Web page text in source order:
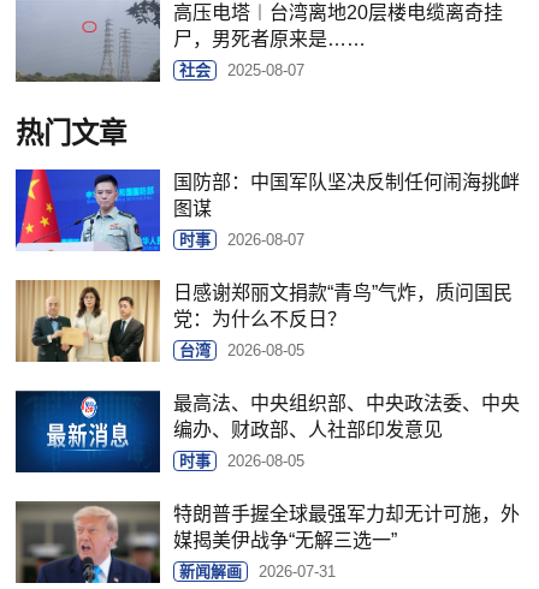
高压电塔︱台湾离地20层楼电缆离奇挂
尸，男死者原来是……
社会 2025-08-07
热门文章
国防部：中国军队坚决反制任何闹海挑衅
图谋
时事 2026-08-07
日感谢郑丽文捐款“青鸟”气炸，质问国民
党：为什么不反日？
台湾 2026-08-05
最高法、中央组织部、中央政法委、中央
编办、财政部、人社部印发意见
时事 2026-08-05
特朗普手握全球最强军力却无计可施，外
媒揭美伊战争“无解三选一”
新闻解画 2026-07-31